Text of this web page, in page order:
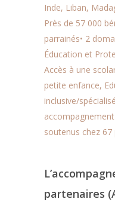
Inde, Liban,
Près de 57 000
parrainés• 2
Éducation et
Accès à une
petite enfance,
inclusive/
soutenus chez
partenaires